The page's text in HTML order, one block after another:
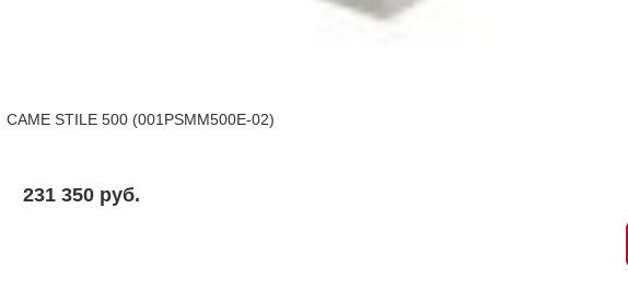
CAME STILE 500 (001PSMM500E-02)
231 350 pуб.